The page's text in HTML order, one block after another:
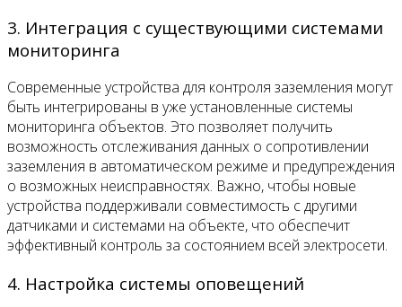
3. Интеграция с существующими системами
мониторинга
Современные устройства для контроля заземления могут
быть интегрированы в уже установленные системы
мониторинга объектов. Это позволяет получить
возможность отслеживания данных о сопротивлении
заземления в автоматическом режиме и предупреждения
о возможных неисправностях. Важно, чтобы новые
устройства поддерживали совместимость с другими
датчиками и системами на объекте, что обеспечит
эффективный контроль за состоянием всей электросети.
4. Настройка системы оповещений